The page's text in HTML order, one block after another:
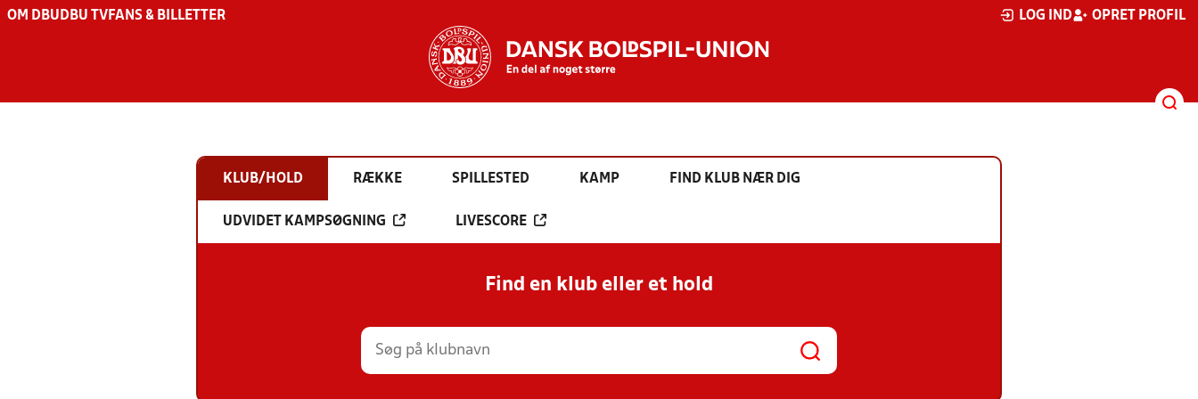
OM DBU DBU TV FANS & BILLETTER LOG IND OPRET PROFIL
KLUB/HOLD RÆKKE SPILLESTED KAMP FIND KLUB NÆR DIG
UDVIDET KAMPSØGNING LIVESCORE
Find en klub eller et hold